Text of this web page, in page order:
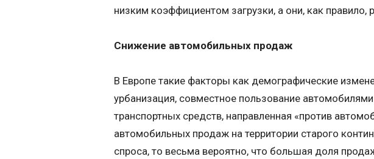
низким коэффициентом загрузки, а они, как
Снижение автомобильных продаж
В Европе такие факторы как демографические
урбанизация, совместное пользование
транспортных средств, направленная «против
автомобильных продаж на территории старого
спроса, то весьма вероятно, что большая доля